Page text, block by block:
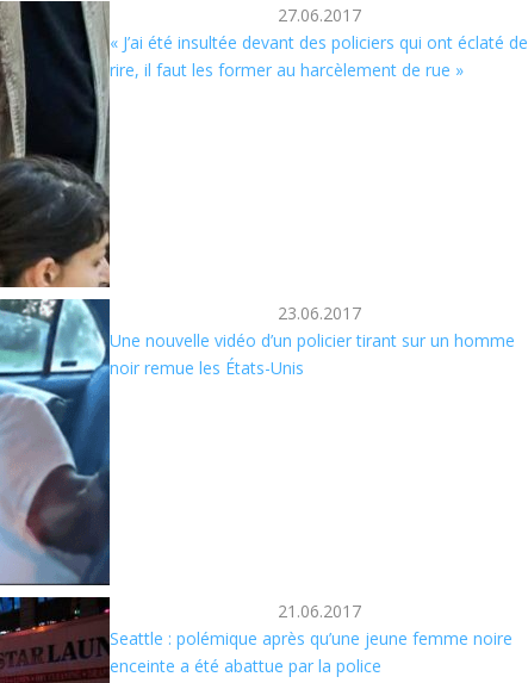
27.06.2017
« J’ai été insultée devant des policiers qui ont éclaté de
rire, il faut les former au harcèlement de rue »
23.06.2017
Une nouvelle vidéo d’un policier tirant sur un homme
noir remue les États-Unis
21.06.2017
Seattle : polémique après qu’une jeune femme noire
enceinte a été abattue par la police